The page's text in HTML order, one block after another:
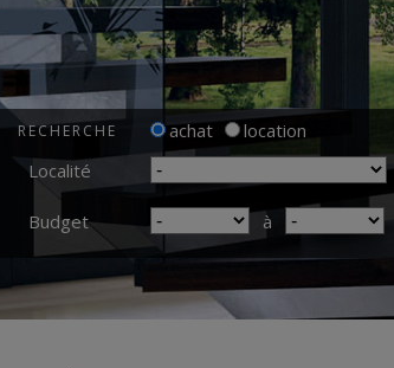
RECHERCHE achat
location
Localité
Budget à